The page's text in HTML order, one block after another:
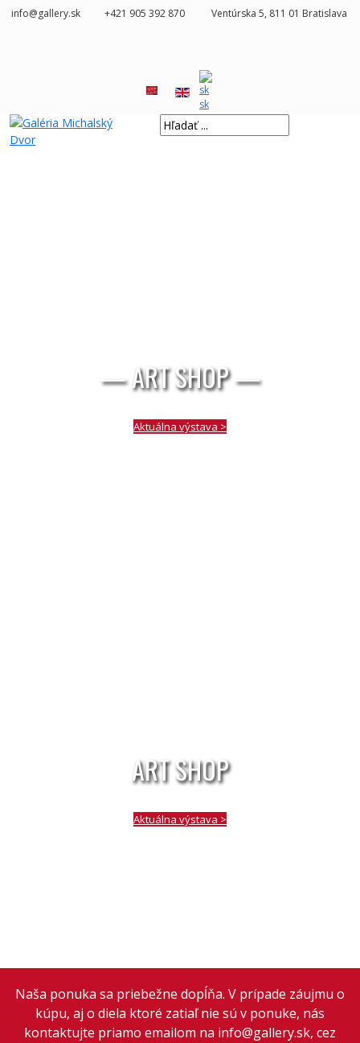
info@gallery.sk +421 905 392 870 Ventúrska 5, 811 01 Bratislava
— ART SHOP —
Aktuálna výstava >
ART SHOP
Aktuálna výstava >
Naša ponuka sa priebežne dopĺňa. V prípade záujmu o
kúpu, aj o diela ktoré zatiaľ nie sú v ponuke, nás
kontaktujte priamo emailom na info@gallery.sk, cez